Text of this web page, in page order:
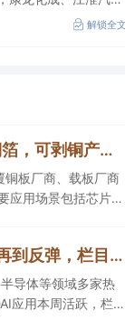
获新财富分析师深
上榜，前五名依次
解锁全文
【机构龙虎榜解读】PCB+先进封装+铜箔，可剥铜产品通过了部分覆铜板厂商、载板厂商及相关芯片终端的认证，持续获得小批量订单，主要应用场景包括芯片封装光模块用PCB，机构大额净买入这家公司
板厂商、载板厂商
应用场景包括芯片封
资质，这家公司获净
【九点特供周回顾】从超跌到情绪升温再到反弹，栏目梳理AI应用题材逻辑，AI教育人气公司解读后获4连板
导体等领域多家热